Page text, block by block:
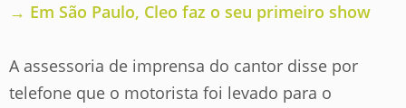
→ Em São Paulo, Cleo faz o seu primeiro show
A assessoria de imprensa do cantor disse por
telefone que o motorista foi levado para o